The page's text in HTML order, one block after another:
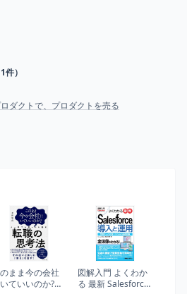
1件）
ダクトで、プロダクトを売る
まま今の会社
ていいのか?と
図解入門 よくわか
る 最新 Salesforce